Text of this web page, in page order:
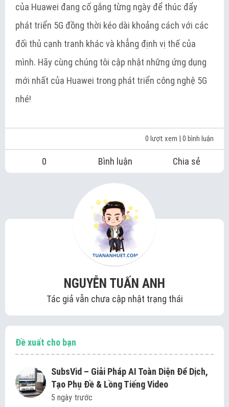
của Huawei đang cố gắng từng ngày để thúc đẩy
phát triển 5G đồng thời kéo dài khoảng cách với các
đối thủ cạnh tranh khác và khẳng định vị thế của
mình. Hãy cùng chúng tôi cập nhật những ứng dụng
mới nhất của Huawei trong phát triển công nghệ 5G
nhé!
0 lượt xem | 0 bình luận
0 Bình luận Chia sẻ
NGUYỄN TUẤN ANH
Tác giả vẫn chưa cập nhật trạng thái
Đề xuất cho bạn
SubsVid – Giải Pháp AI Toàn Diện Để Dịch,
Tạo Phụ Đề & Lồng Tiếng Video
5 ngày trước